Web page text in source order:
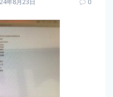
年8月23日 0